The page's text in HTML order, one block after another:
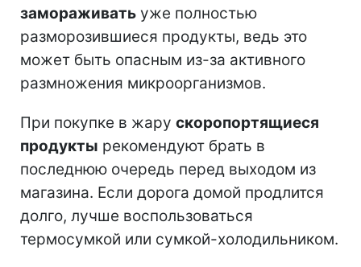
замораживать уже полностью
разморозившиеся продукты, ведь это
может быть опасным из-за активного
размножения микроорганизмов.
При покупке в жару скоропортящиеся
продукты рекомендуют брать в
последнюю очередь перед выходом из
магазина. Если дорога домой продлится
долго, лучше воспользоваться
термосумкой или сумкой-холодильником.